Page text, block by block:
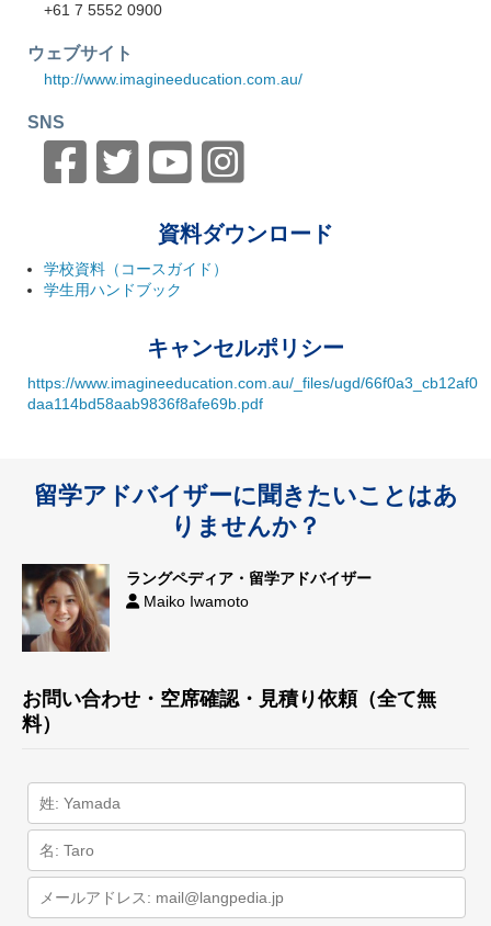
+61 7 5552 0900
ウェブサイト
http://www.imagineeducation.com.au/
SNS
資料ダウンロード
学校資料（コースガイド）
学生用ハンドブック
キャンセルポリシー
https://www.imagineeducation.com.au/_files/ugd/66f0a3_cb12af0
daa114bd58aab9836f8afe69b.pdf
留学アドバイザーに聞きたいことはあ
りませんか？
ラングペディア・留学アドバイザー
Maiko Iwamoto
お問い合わせ・空席確認・見積り依頼（全て無
料）